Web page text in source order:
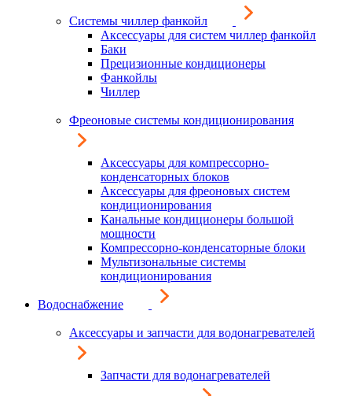
Системы чиллер фанкойл
Аксессуары для систем чиллер фанкойл
Баки
Прецизионные кондиционеры
Фанкойлы
Чиллер
Фреоновые системы кондиционирования
Аксессуары для компрессорно-
конденсаторных блоков
Аксессуары для фреоновых систем
кондиционирования
Канальные кондиционеры большой
мощности
Компрессорно-конденсаторные блоки
Мультизональные системы
кондиционирования
Водоснабжение
Аксессуары и запчасти для водонагревателей
Запчасти для водонагревателей